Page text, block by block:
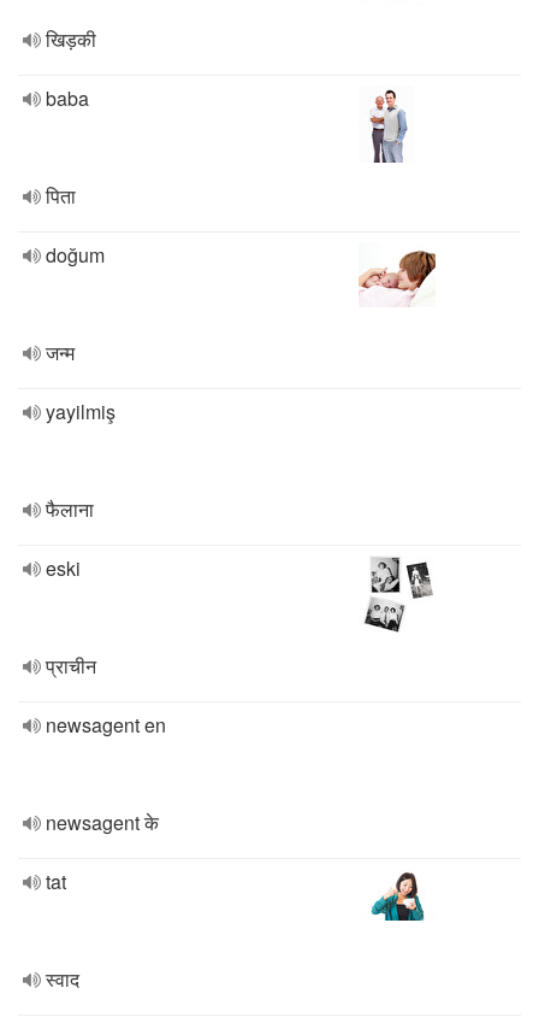
खिड़की
baba
पिता
doğum
जन्म
yayilmiş
फैलाना
eski
प्राचीन
newsagent en
newsagent के
tat
स्वाद